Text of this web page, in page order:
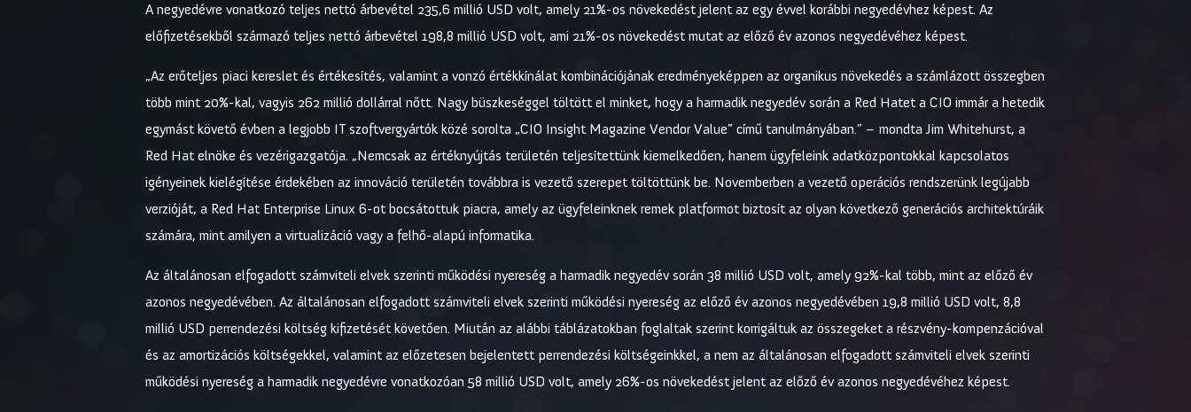
A negyedévre vonatkozó teljes nettó árbevétel 235,6 millió USD volt, amely 21%-os növekedést jelent az egy évvel korábbi negyedévhez képest. Az
előfizetésekből származó teljes nettó árbevétel 198,8 millió USD volt, ami 21%-os növekedést mutat az előző év azonos negyedévéhez képest.
„Az erőteljes piaci kereslet és értékesítés, valamint a vonzó értékkínálat kombinációjának eredményeképpen az organikus növekedés a számlázott összegben
több mint 20%-kal, vagyis 262 millió dollárral nőtt. Nagy büszkeséggel töltött el minket, hogy a harmadik negyedév során a Red Hatet a CIO immár a hetedik
egymást követő évben a legjobb IT szoftvergyártók közé sorolta „CIO Insight Magazine Vendor Value” című tanulmányában.” – mondta Jim Whitehurst, a
Red Hat elnöke és vezérigazgatója. „Nemcsak az értéknyújtás területén teljesítettünk kiemelkedően, hanem ügyfeleink adatközpontokkal kapcsolatos
igényeinek kielégítése érdekében az innováció területén továbbra is vezető szerepet töltöttünk be. Novemberben a vezető operációs rendszerünk legújabb
verzióját, a Red Hat Enterprise Linux 6-ot bocsátottuk piacra, amely az ügyfeleinknek remek platformot biztosít az olyan következő generációs architektúráik
számára, mint amilyen a virtualizáció vagy a felhő-alapú informatika.
Az általánosan elfogadott számviteli elvek szerinti működési nyereség a harmadik negyedév során 38 millió USD volt, amely 92%-kal több, mint az előző év
azonos negyedévében. Az általánosan elfogadott számviteli elvek szerinti működési nyereség az előző év azonos negyedévében 19,8 millió USD volt, 8,8
millió USD perrendezési költség kifizetését követően. Miután az alábbi táblázatokban foglaltak szerint korrigáltuk az összegeket a részvény-kompenzációval
és az amortizációs költségekkel, valamint az előzetesen bejelentett perrendezési költségeinkkel, a nem az általánosan elfogadott számviteli elvek szerinti
működési nyereség a harmadik negyedévre vonatkozóan 58 millió USD volt, amely 26%-os növekedést jelent az előző év azonos negyedévéhez képest.